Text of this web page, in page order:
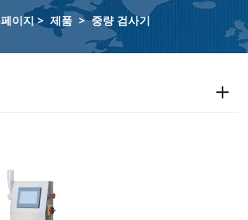
이지> 제품 >중량 검사기